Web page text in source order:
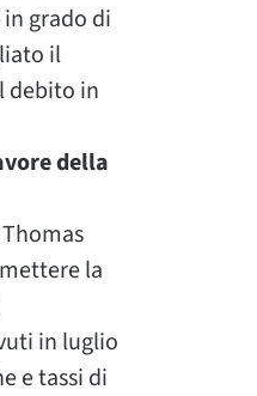
grado di
il
debito in
della
la
in luglio
e tassi di